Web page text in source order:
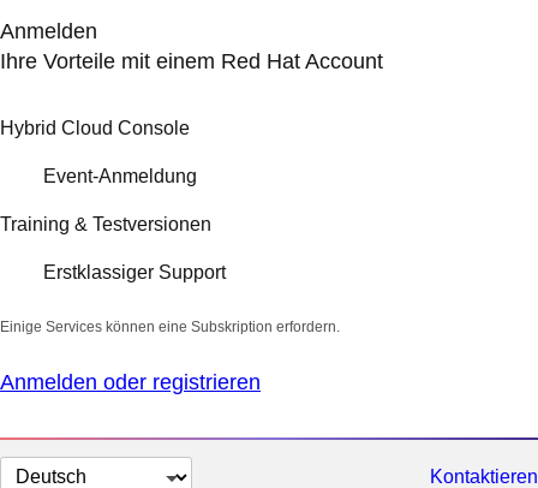
Anmelden
Ihre Vorteile mit einem Red Hat Account
Hybrid Cloud Console
Event-Anmeldung
Training & Testversionen
Erstklassiger Support
Einige Services können eine Subskription erfordern.
Anmelden oder registrieren
Sprache
Kontaktieren